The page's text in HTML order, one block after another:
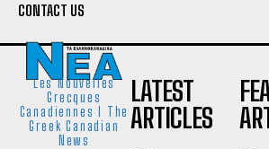
CONTACT US
Les Nouvelles
Grecques
Canadiennes I The
Greek Canadian
News
LATEST
ARTICLES